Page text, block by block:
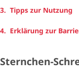
3. Tipps zur Nutzung
4. Erklärung zur
Sternchen-